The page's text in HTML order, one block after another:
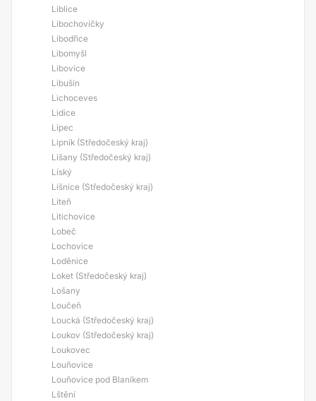
Liblice
Libochovičky
Libodřice
Libomyšl
Libovice
Libušín
Lichoceves
Lidice
Lipec
Lipník (Středočeský kraj)
Lišany (Středočeský kraj)
Líský
Líšnice (Středočeský kraj)
Liteň
Litichovice
Lobeč
Lochovice
Loděnice
Loket (Středočeský kraj)
Lošany
Loučeň
Loucká (Středočeský kraj)
Loukov (Středočeský kraj)
Loukovec
Louňovice
Louňovice pod Blaníkem
Lštění